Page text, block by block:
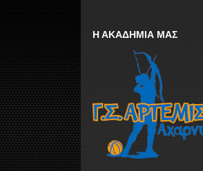
Η ΑΚΑΔΗΜΙΑ ΜΑΣ